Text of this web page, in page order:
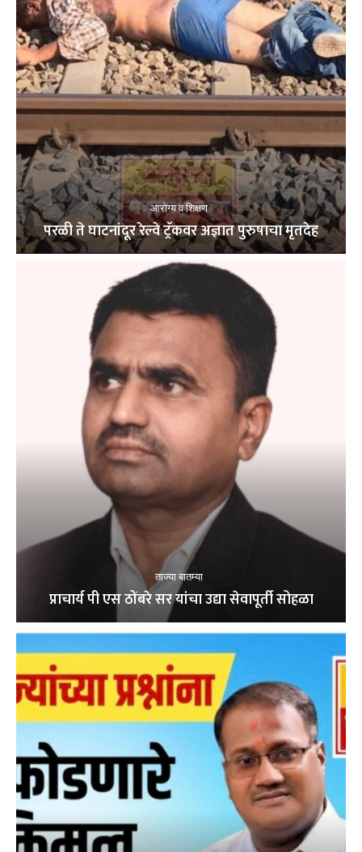
आरोग्य व शिक्षण
परळी ते घाटनांदूर रेल्वे ट्रॅकवर अज्ञात पुरुषाचा मृतदेह
ताज्या बातम्या
प्राचार्य पी एस ठोंबरे सर यांचा उद्या सेवापूर्ती सोहळा